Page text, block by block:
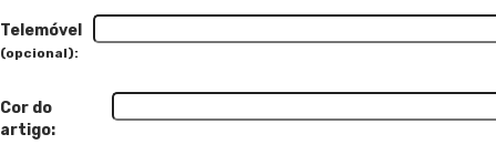
Telemóvel
(opcional):
Cor do
artigo: